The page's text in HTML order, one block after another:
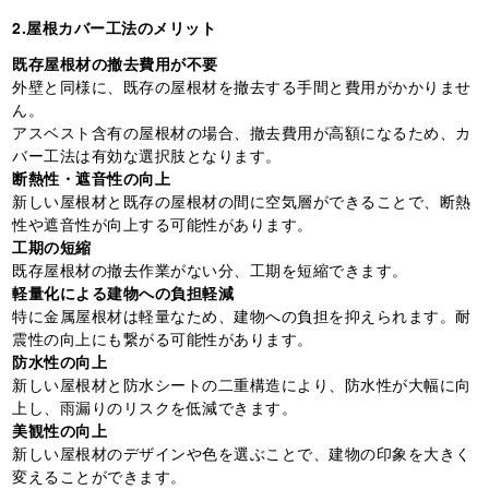
2.屋根カバー工法のメリット
既存屋根材の撤去費用が不要
外壁と同様に、既存の屋根材を撤去する手間と費用がかかりませ
ん。
アスベスト含有の屋根材の場合、撤去費用が高額になるため、カ
バー工法は有効な選択肢となります。
断熱性・遮音性の向上
新しい屋根材と既存の屋根材の間に空気層ができることで、断熱
性や遮音性が向上する可能性があります。
工期の短縮
既存屋根材の撤去作業がない分、工期を短縮できます。
軽量化による建物への負担軽減
特に金属屋根材は軽量なため、建物への負担を抑えられます。耐
震性の向上にも繋がる可能性があります。
防水性の向上
新しい屋根材と防水シートの二重構造により、防水性が大幅に向
上し、雨漏りのリスクを低減できます。
美観性の向上
新しい屋根材のデザインや色を選ぶことで、建物の印象を大きく
変えることができます。